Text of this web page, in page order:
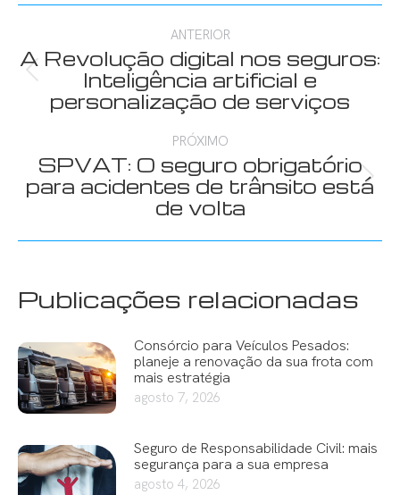
Navegação
de
post:
ANTERIOR
Post
anterior:
A Revolução digital nos seguros:
Inteligência artificial e
personalização de serviços
PRÓXIMO
Próximo
post:
SPVAT: O seguro obrigatório
para acidentes de trânsito está
de volta
Publicações relacionadas
Consórcio para Veículos Pesados:
planeje a renovação da sua frota com
mais estratégia
agosto 7, 2026
Seguro de Responsabilidade Civil: mais
segurança para a sua empresa
agosto 4, 2026